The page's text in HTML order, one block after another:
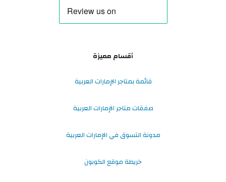
أقسام مميزة
قائمة بمتاجر الإمارات العربية
صفقات متاجر الإمارات العربية
مدونة التسوق في الإمارات العربية
خريطة موقع الكوبون